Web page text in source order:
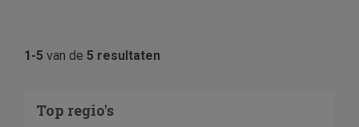
1-5 van de 5 resultaten
Top regio's